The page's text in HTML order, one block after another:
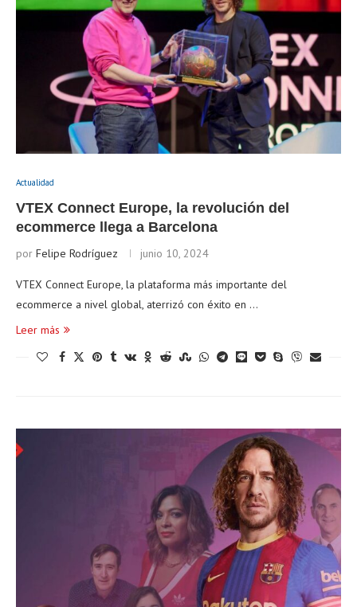
Actualidad
VTEX Connect Europe, la revolución del
ecommerce llega a Barcelona
por Felipe Rodríguez junio 10, 2024
VTEX Connect Europe, la plataforma más importante del
ecommerce a nivel global, aterrizó con éxito en …
Leer más